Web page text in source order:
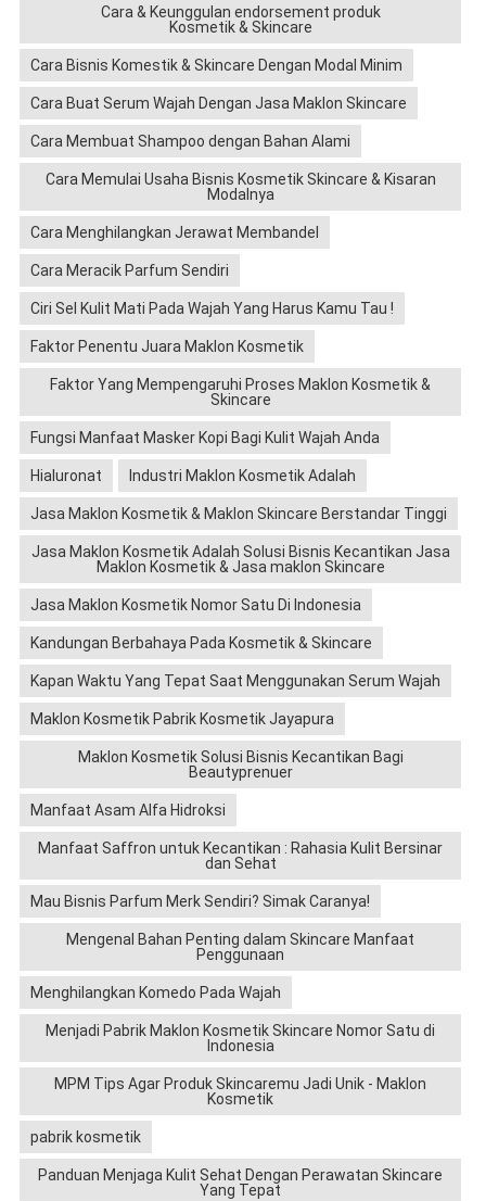
Cara & Keunggulan endorsement produk
Kosmetik & Skincare
Cara Bisnis Komestik & Skincare Dengan Modal Minim
Cara Buat Serum Wajah Dengan Jasa Maklon Skincare
Cara Membuat Shampoo dengan Bahan Alami
Cara Memulai Usaha Bisnis Kosmetik Skincare & Kisaran
Modalnya
Cara Menghilangkan Jerawat Membandel
Cara Meracik Parfum Sendiri
Ciri Sel Kulit Mati Pada Wajah Yang Harus Kamu Tau !
Faktor Penentu Juara Maklon Kosmetik
Faktor Yang Mempengaruhi Proses Maklon Kosmetik &
Skincare
Fungsi Manfaat Masker Kopi Bagi Kulit Wajah Anda
Hialuronat Industri Maklon Kosmetik Adalah
Jasa Maklon Kosmetik & Maklon Skincare Berstandar Tinggi
Jasa Maklon Kosmetik Adalah Solusi Bisnis Kecantikan Jasa
Maklon Kosmetik & Jasa maklon Skincare
Jasa Maklon Kosmetik Nomor Satu Di Indonesia
Kandungan Berbahaya Pada Kosmetik & Skincare
Kapan Waktu Yang Tepat Saat Menggunakan Serum Wajah
Maklon Kosmetik Pabrik Kosmetik Jayapura
Maklon Kosmetik Solusi Bisnis Kecantikan Bagi
Beautyprenuer
Manfaat Asam Alfa Hidroksi
Manfaat Saffron untuk Kecantikan : Rahasia Kulit Bersinar
dan Sehat
Mau Bisnis Parfum Merk Sendiri? Simak Caranya!
Mengenal Bahan Penting dalam Skincare Manfaat
Penggunaan
Menghilangkan Komedo Pada Wajah
Menjadi Pabrik Maklon Kosmetik Skincare Nomor Satu di
Indonesia
MPM Tips Agar Produk Skincaremu Jadi Unik - Maklon
Kosmetik
pabrik kosmetik
Panduan Menjaga Kulit Sehat Dengan Perawatan Skincare
Yang Tepat